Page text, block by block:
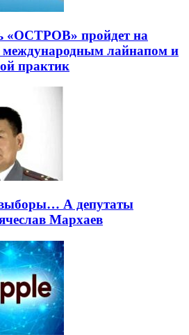
«ОСТРОВ» пройдет на
международным лайнапом и
практик
А депутаты
Мархаев